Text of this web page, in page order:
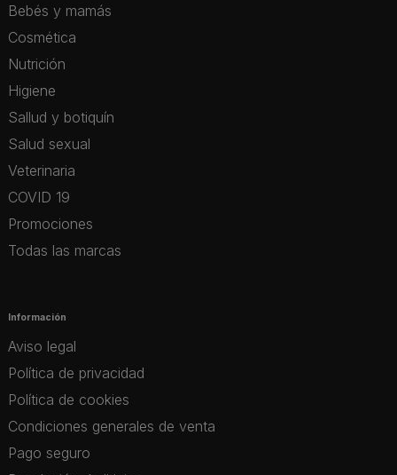
Bebés y mamás
Cosmética
Nutrición
Higiene
Sallud y botiquín
Salud sexual
Veterinaria
COVID 19
Promociones
Todas las marcas
Información
Aviso legal
Política de privacidad
Política de cookies
Condiciones generales de venta
Pago seguro